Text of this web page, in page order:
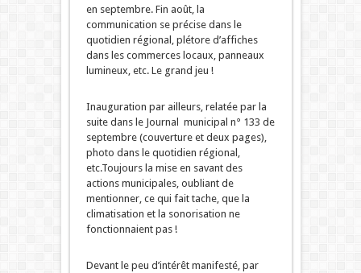
en septembre. Fin août, la
communication se précise dans le
quotidien régional, plétore d’affiches
dans les commerces locaux, panneaux
lumineux, etc. Le grand jeu !
Inauguration par ailleurs, relatée par la
suite dans le Journal municipal n° 133 de
septembre (couverture et deux pages),
photo dans le quotidien régional,
etc.Toujours la mise en savant des
actions municipales, oubliant de
mentionner, ce qui fait tache, que la
climatisation et la sonorisation ne
fonctionnaient pas !
Devant le peu d’intérêt manifesté, par